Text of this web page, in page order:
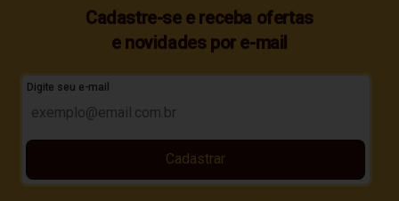
Cadastre-se e receba ofertas
e novidades por e-mail
Digite seu e-mail
Cadastrar